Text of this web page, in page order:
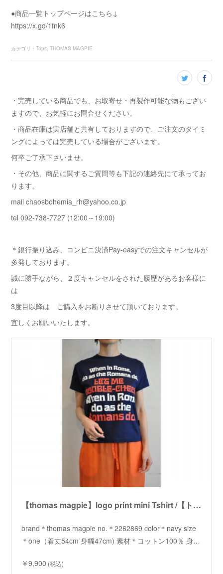
●商品一覧トップページはこちら↓
https://x.gd/1fnk6
カテゴリ ：Tops THOMAS MAGPIE
・完売している商品でも、お取寄せ・再製作可能な物もござい
ますので、お気軽にお問合せください。
・商品在庫は実店舗と共有しておりますので、ご注文のタイミ
ングによっては完売している場合がございます。
何卒ご了承下さいませ。
・その他、商品に関するご質問等も下記の連絡先にて承ってお
ります。
mail chaosbohemia_rh@yahoo.co.jp
tel 092-738-7727 (12:00～19:00)
＊銀行振り込み、コンビニ決済Pay-easyでの注文キャンセルが
多発しております。
誠に勝手ながら、２度キャンセルをされた履歴があるお客様に
は
3度目以降は ご購入をお断りさせて頂いております。
宜しくお願いいたします。
【thomas magpie】logo print mini Tshirt /【トーマスマグパイ】ロゴプリントミニTシャツ
brand＊thomas magpie no.＊2262869 color＊navy size
＊one（着丈54cm 身幅47cm) 素材＊コットン100％ 身…
￥9,900 (税込)